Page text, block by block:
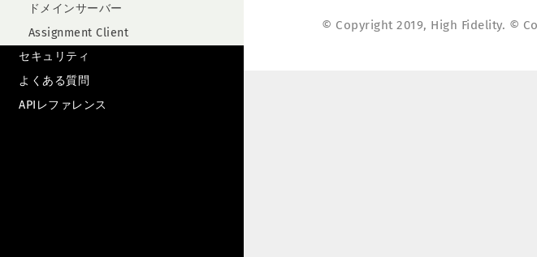
ドメインサーバー
Assignment Client
セキュリティ
よくある質問
APIレファレンス
© Copyright 2019, High Fidelity. ©